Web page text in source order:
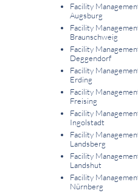
Facility
Augsburg
Facility
Braunschweig
Facility
Deggendorf
Facility
Erding
Facility
Freising
Facility
Ingolstadt
Facility
Landsberg
Facility
Landshut
Facility
Nürnberg